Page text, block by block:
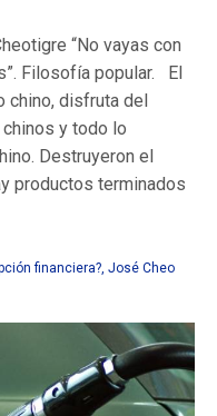
“No vayas con
Filosofía popular. El
disfruta del
y todo lo
Destruyeron el
productos terminados
financiera?, José Cheo